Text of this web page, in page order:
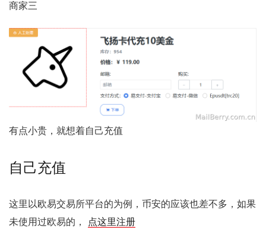
商家三
有点小贵，就想着自己充值
自己充值
这里以欧易交易所平台的为例，币安的应该也差不多，如果
未使用过欧易的，
点这里注册